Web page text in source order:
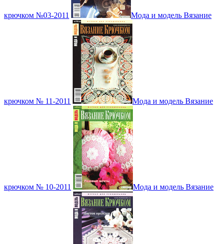
крючком №03-2011 Мода и модель Вязание
крючком № 11-2011 Мода и модель Вязание
крючком № 10-2011 Мода и модель Вязание